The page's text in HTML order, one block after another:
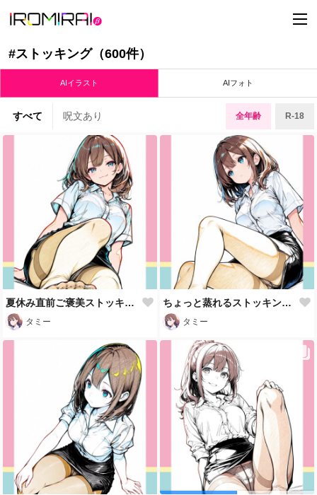
t
o
e
v
i
g
a
#ストッキング（600件）
AIイラスト AIフォト
すべて 呪文あり 全年齢 R-18
夏休み直前ご褒美ストッキング
タミー
ちょっと蒸れるストッキングOL
タミー